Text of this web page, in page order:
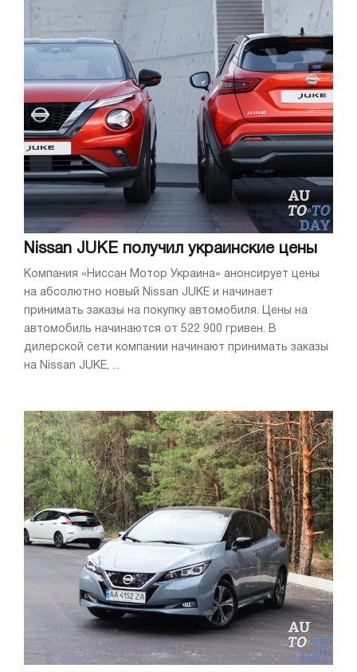
Nissan JUKE получил украинские цены
Компания «Ниссан Мотор Украина» анонсирует цены
на абсолютно новый Nissan JUKE и начинает
принимать заказы на покупку автомобиля. Цены на
автомобиль начинаются от 522 900 гривен. В
дилерской сети компании начинают принимать заказы
на Nissan JUKE, ...